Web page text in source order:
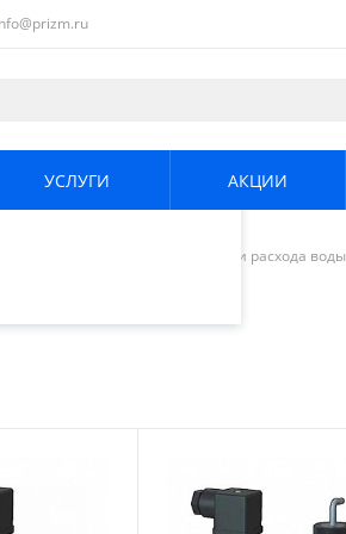
и
Продолжая
использования.
.
УСЛУГИ АКЦИИ
Системы контроля качества и расхода воды